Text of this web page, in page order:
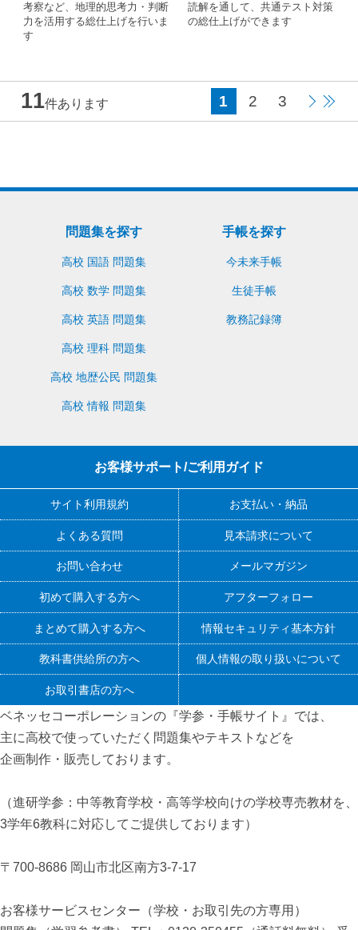
考察など、地理的思考力・判断
力を活用する総仕上げを行いま
す
読解を通して、共通テスト対策
の総仕上げができます
11件あります 1 2 3
問題集を探す
高校 国語 問題集
高校 数学 問題集
高校 英語 問題集
高校 理科 問題集
高校 地歴公民 問題集
高校 情報 問題集
手帳を探す
今未来手帳
生徒手帳
教務記録簿
お客様サポート/ご利用ガイド
サイト利用規約 お支払い・納品
よくある質問 見本請求について
お問い合わせ メールマガジン
初めて購入する方へ アフターフォロー
まとめて購入する方へ 情報セキュリティ基本方針
教科書供給所の方へ 個人情報の取り扱いについて
お取引書店の方へ
ベネッセコーポレーションの『学参・手帳サイト』 では、
主に高校で使っていただく問題集やテキストなどを
企画制作・販売しております。
（進研学参：中等教育学校・高等学校向けの学校専売教材を、
3学年6教科に対応してご提供しております）
〒700-8686 岡山市北区南方3-7-17
お客様サービスセンター（学校・お取引先の方専用）